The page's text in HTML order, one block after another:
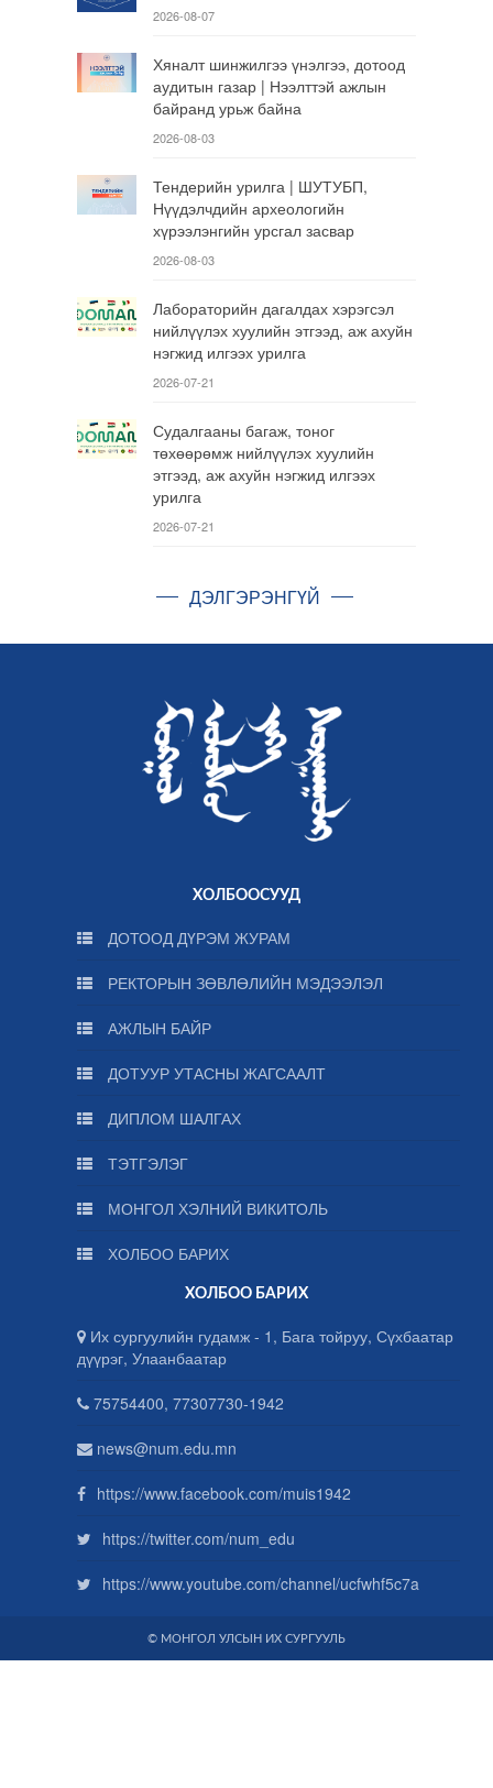
2026-08-07
Хяналт шинжилгээ үнэлгээ, дотоод
аудитын газар | Нээлттэй ажлын
байранд урьж байна
2026-08-03
Тендерийн урилга | ШУТУБП,
Нүүдэлчдийн археологийн
хүрээлэнгийн урсгал засвар
2026-08-03
Лабораторийн дагалдах хэрэгсэл
нийлүүлэх хуулийн этгээд, аж ахуйн
нэгжид илгээх урилга
2026-07-21
Судалгааны багаж, тоног
төхөөрөмж нийлүүлэх хуулийн
этгээд, аж ахуйн нэгжид илгээх
урилга
2026-07-21
ДЭЛГЭРЭНГҮЙ
ХОЛБООСУУД
ДОТООД ДҮРЭМ ЖУРАМ
РЕКТОРЫН ЗӨВЛӨЛИЙН МЭДЭЭЛЭЛ
АЖЛЫН БАЙР
ДОТУУР УТАСНЫ ЖАГСААЛТ
ДИПЛОМ ШАЛГАХ
ТЭТГЭЛЭГ
МОНГОЛ ХЭЛНИЙ ВИКИТОЛЬ
ХОЛБОО БАРИХ
ХОЛБОО БАРИХ
Их сургуулийн гудамж - 1, Бага тойруу, Сүхбаатар
дүүрэг, Улаанбаатар
75754400, 77307730-1942
news@num.edu.mn
https://www.facebook.com/muis1942
https://twitter.com/num_edu
https://www.youtube.com/channel/ucfwhf5c7a
© МОНГОЛ УЛСЫН ИХ СУРГУУЛЬ